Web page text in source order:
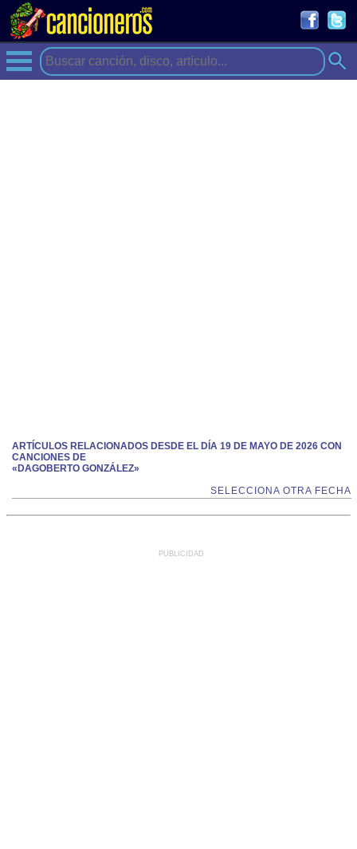
ARTÍCULOS RELACIONADOS DESDE EL DÍA 19 DE MAYO DE 2026 CON
CANCIONES DE
«DAGOBERTO GONZÁLEZ»
SELECCIONA OTRA FECHA
PUBLICIDAD